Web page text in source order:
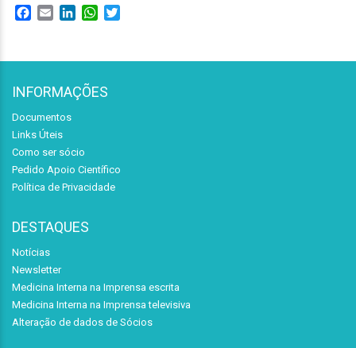
Facebook
Email LinkedInWhatsApp
INFORMAÇÕES
Documentos
Links Úteis
Como ser sócio
Pedido Apoio Científico
Política de Privacidade
DESTAQUES
Notícias
Newsletter
Medicina Interna na Imprensa escrita
Medicina Interna na Imprensa televisiva
Alteração de dados de Sócios